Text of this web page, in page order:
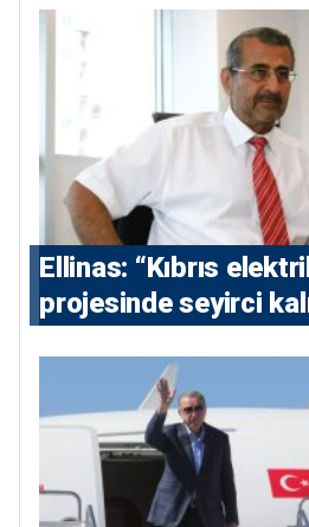
Ellinas: “Kıbrıs
projesinde seyirci